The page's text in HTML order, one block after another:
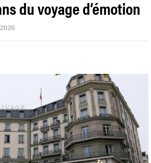
du voyage d’émotion